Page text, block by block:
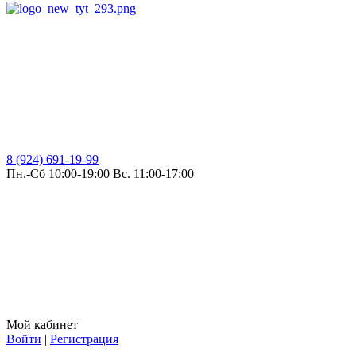
8 (924) 691-19-99
Пн.-Сб 10:00-19:00 Вс. 11:00-17:00
Мой кабинет
Войти | Регистрация